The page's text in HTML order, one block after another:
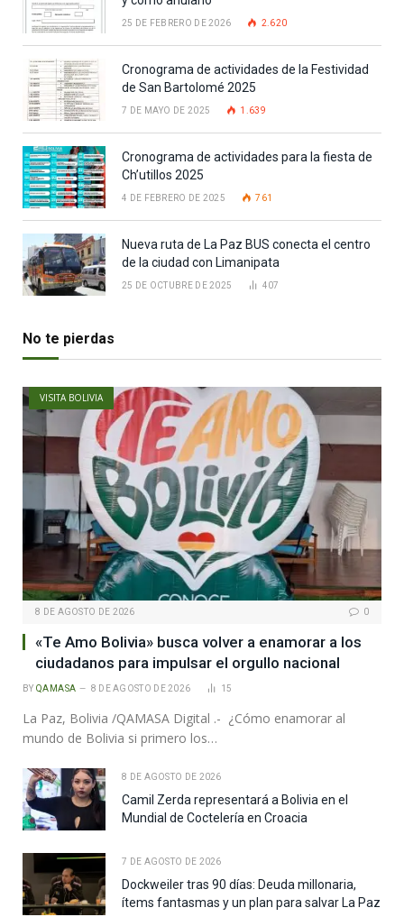
25 DE FEBRERO DE 2026 2.620
Cronograma de actividades de la Festividad
de San Bartolomé 2025
7 DE MAYO DE 2025 1.639
Cronograma de actividades para la fiesta de
Ch’utillos 2025
4 DE FEBRERO DE 2025 761
Nueva ruta de La Paz BUS conecta el centro
de la ciudad con Limanipata
25 DE OCTUBRE DE 2025 407
No te pierdas
VISITA BOLIVIA
8 DE AGOSTO DE 2026 0
«Te Amo Bolivia» busca volver a enamorar a los
ciudadanos para impulsar el orgullo nacional
BY QAMASA 8 DE AGOSTO DE 2026 15
La Paz, Bolivia /QAMASA Digital .- ¿Cómo enamorar al
mundo de Bolivia si primero los…
8 DE AGOSTO DE 2026
Camil Zerda representará a Bolivia en el
Mundial de Coctelería en Croacia
7 DE AGOSTO DE 2026
Dockweiler tras 90 días: Deuda millonaria,
ítems fantasmas y un plan para salvar La Paz